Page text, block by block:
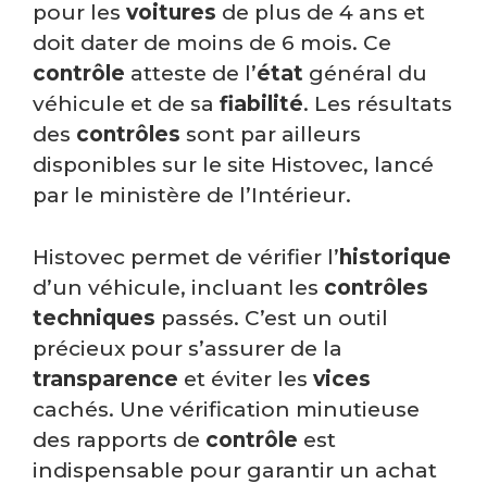
pour les voitures de plus de 4 ans et
doit dater de moins de 6 mois. Ce
contrôle atteste de l’état général du
véhicule et de sa fiabilité. Les résultats
des contrôles sont par ailleurs
disponibles sur le site Histovec, lancé
par le ministère de l’Intérieur.
Histovec permet de vérifier l’ historique
d’un véhicule, incluant les contrôles
techniques passés. C’est un outil
précieux pour s’assurer de la
transparence et éviter les vices
cachés. Une vérification minutieuse
des rapports de contrôle est
indispensable pour garantir un achat